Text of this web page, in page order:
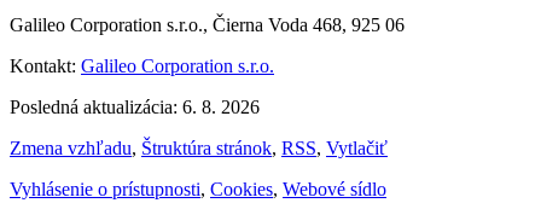
Galileo Corporation s.r.o., Čierna Voda 468, 925 06
Kontakt: Galileo Corporation s.r.o.
Posledná aktualizácia: 6. 8. 2026
Zmena vzhľadu, Štruktúra stránok, RSS, Vytlačiť
Vyhlásenie o prístupnosti, Cookies, Webové sídlo